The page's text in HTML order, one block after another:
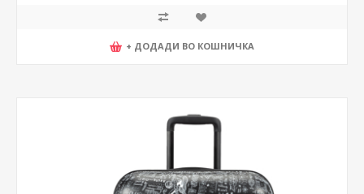
+ ДОДАДИ ВО КОШНИЧКА